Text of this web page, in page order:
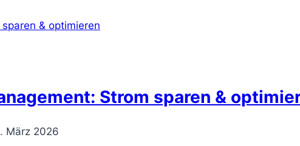
Strom sparen &
März 2026